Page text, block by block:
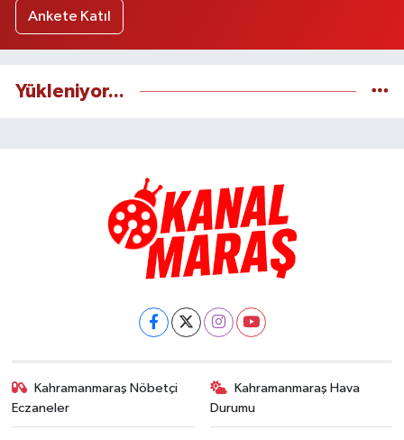
Ankete Katıl
Yükleniyor...
Kahramanmaraş Nöbetçi
Eczaneler
Kahramanmaraş Hava
Durumu